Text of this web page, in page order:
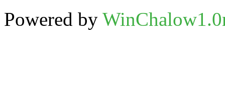
Powered by